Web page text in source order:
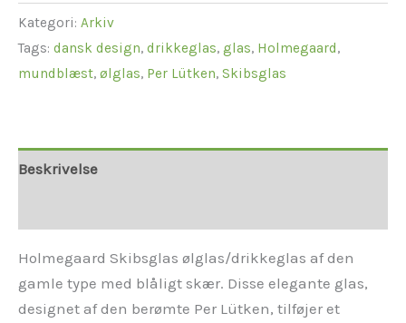
Kategori: Arkiv
Tags: dansk design, drikkeglas, glas, Holmegaard,
mundblæst, ølglas, Per Lütken, Skibsglas
Beskrivelse
Holmegaard Skibsglas ølglas/drikkeglas af den
gamle type med blåligt skær. Disse elegante glas,
designet af den berømte Per Lütken, tilføjer et